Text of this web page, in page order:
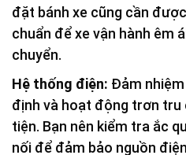
đặt bánh xe cũng cần
chuẩn để xe vận hành êm
chuyển.
Hệ thống điện: Đảm
định và hoạt động trơn tru
tiện. Bạn nên kiểm tra ắc
nối để đảm bảo nguồn